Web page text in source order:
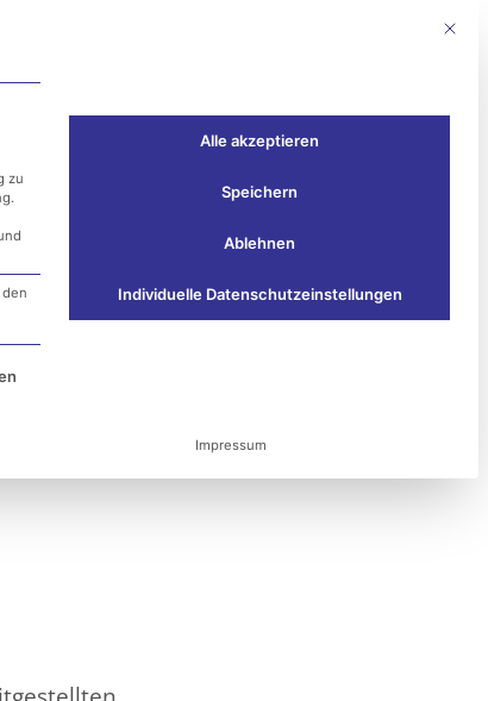
Mit
zu
Gruppe ist essenziell und kann nicht
Alle akzeptieren
Speichern
Ablehnen
Individuelle Datenschutzeinstellungen
Impressum